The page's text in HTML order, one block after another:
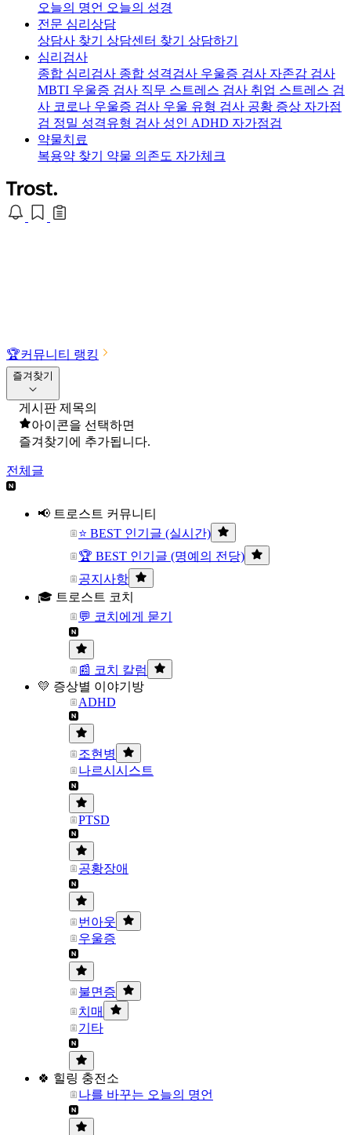
오늘의 명언 오늘의 성경
전문 심리상담
상담사 찾기 상담센터 찾기 상담하기
심리검사
종합 심리검사 종합 성격검사 우울증 검사 자존감 검사
MBTI 우울증 검사 직무 스트레스 검사 취업 스트레스 검
사 코로나 우울증 검사 우울 유형 검사 공황 증상 자가점
검 정밀 성격유형 검사 성인 ADHD 자가점검
약물치료
복용약 찾기 약물 의존도 자가체크
🏆커뮤니티 랭킹
즐겨찾기
게시판 제목의
아이콘을 선택하면
즐겨찾기에 추가됩니다.
전체글
📢 트로스트 커뮤니티
⭐ BEST 인기글 (실시간)
🏆 BEST 인기글 (명예의 전당)
공지사항
🎓 트로스트 코치
💬 코치에게 묻기
📰 코치 칼럼
💛 증상별 이야기방
ADHD
조현병
나르시시스트
PTSD
공황장애
번아웃
우울증
불면증
치매
기타
🍀 힐링 충전소
나를 바꾸는 오늘의 명언